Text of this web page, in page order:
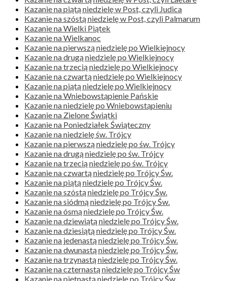
Kazanie na piątą niedzielę w Post, czyli Judica
Kazanie na szóstą niedzielę w Post, czyli Palmarum
Kazanie na Wielki Piątek
Kazanie na Wielkanoc
Kazanie na pierwszą niedzielę po Wielkiejnocy
Kazanie na drugą niedzielę po Wielkiejnocy
Kazanie na trzecią niedzielę po Wielkiejnocy
Kazanie na czwartą niedzielę po Wielkiejnocy
Kazanie na piątą niedzielę po Wielkiejnocy
Kazanie na Wniebowstąpienie Pańskie
Kazanie na niedzielę po Wniebowstąpieniu
Kazanie na Zielone Świątki
Kazanie na Poniedziałek Świąteczny
Kazanie na niedzielę św. Trójcy
Kazanie na pierwszą niedzielę po św. Trójcy
Kazanie na drugą niedzielę po św. Trójcy
Kazanie na trzecią niedzielę po św. Trójcy
Kazanie na czwartą niedzielę po Trójcy Św.
Kazanie na piątą niedzielę po Trójcy Św.
Kazanie na szóstą niedzielę po Trójcy Św.
Kazanie na siódmą niedzielę po Trójcy Św.
Kazanie na ósmą niedzielę po Trójcy Św.
Kazanie na dziewiątą niedzielę po Trójcy Św.
Kazanie na dziesiątą niedzielę po Trójcy Św.
Kazanie na jedenastą niedzielę po Trójcy Św.
Kazanie na dwunastą niedzielę po Trójcy Św.
Kazanie na trzynastą niedzielę po Trójcy Św.
Kazanie na czternastą niedzielę po Trójcy Św
Kazanie na piętnastą niedzielę po Trójcy Św.